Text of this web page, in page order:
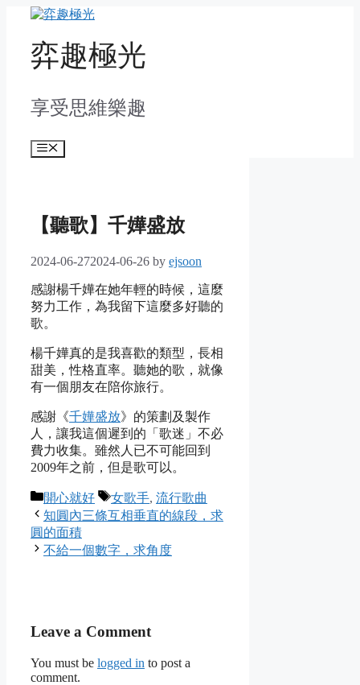
content弈趣極光
享受思維樂趣
Menu
【聽歌】千嬅盛放
2024-06-272024-06-26 by ejsoon
感謝楊千嬅在她年輕的時候，這麼
努力工作，為我留下這麼多好聽的
歌。
楊千嬅真的是我喜歡的類型，長相
甜美，性格直率。聽她的歌，就像
有一個朋友在陪你旅行。
感謝《千嬅盛放》的策劃及製作
人，讓我這個遲到的「歌迷」不必
費力收集。雖然人已不可能回到
2009年之前，但是歌可以。
Categories
開心就好 Tags
女歌手, 流行歌曲
知圓內三條互相垂直的線段，求
圓的面積
不給一個數字，求角度
Leave a Comment
You must be logged in to post a
comment.